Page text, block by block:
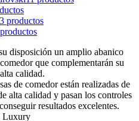
productos
productos
disposición un amplio abanico
que complementarán su
calidad.
de comedor están realizadas de
alta calidad y pasan los controles
resultados excelentes.
Luxury